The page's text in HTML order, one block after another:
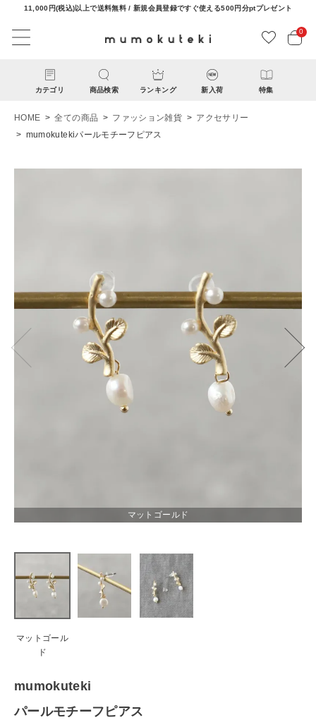
11,000円(税込)以上で送料無料 / 新規会員登録ですぐ使える500円分ptプレゼント
0
カテゴリ 商品検索 ランキング 新入荷 特集
ログイン 新規会員登録
ナチュラル服
ファッション雑貨
生活雑貨
食品
ギフト
HOME 全ての商品 ファッション雑貨
アクセサリー
mumokutekiパールモチーフピアス
マットゴールド
マットゴール
ド
mumokuteki
パールモチーフピアス